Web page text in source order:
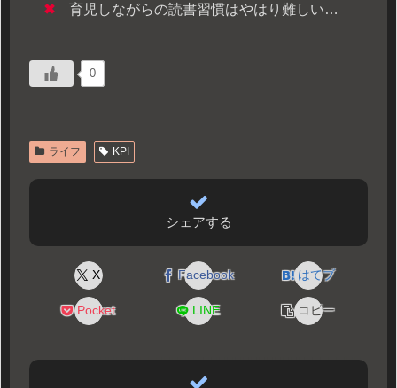
✖ 育児しながらの読書習慣はやはり難しい…
0
ライフ KPI
シェアする
X Facebook はてブ
Pocket LINE コピー